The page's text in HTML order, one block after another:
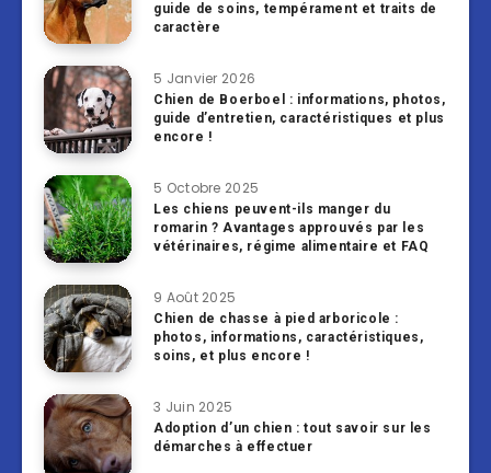
guide de soins, tempérament et traits de
caractère
5 Janvier 2026
Chien de Boerboel : informations, photos,
guide d’entretien, caractéristiques et plus
encore !
5 Octobre 2025
Les chiens peuvent-ils manger du
romarin ? Avantages approuvés par les
vétérinaires, régime alimentaire et FAQ
9 Août 2025
Chien de chasse à pied arboricole :
photos, informations, caractéristiques,
soins, et plus encore !
3 Juin 2025
Adoption d’un chien : tout savoir sur les
démarches à effectuer